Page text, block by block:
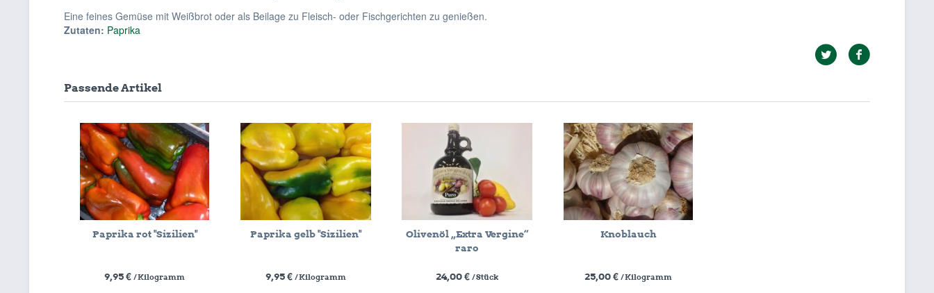
Eine feines Gemüse mit Weißbrot oder als Beilage zu Fleisch- oder Fischgerichten zu genießen.
Zutaten: Paprika
Passende Artikel
Paprika rot "Sizilien"
9,95 € / Kilogramm
Paprika gelb "Sizilien"
9,95 € / Kilogramm
Olivenöl „Extra Vergine“
raro
24,00 € / Stück
Knoblauch
25,00 € / Kilogramm